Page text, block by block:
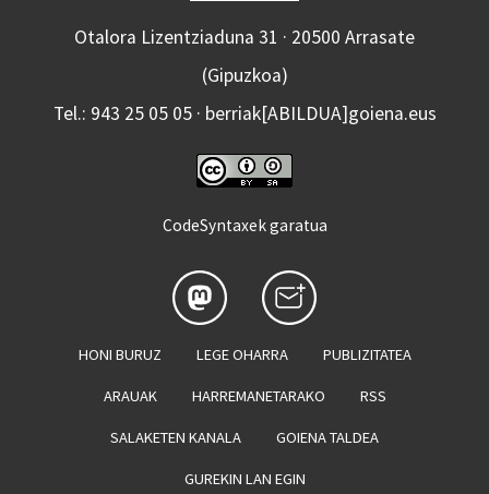
Otalora Lizentziaduna 31 · 20500 Arrasate
(Gipuzkoa)
Tel.: 943 25 05 05 · berriak[ABILDUA]goiena.eus
CodeSyntaxek garatua
HONI BURUZ LEGE OHARRA PUBLIZITATEA
ARAUAK HARREMANETARAKO RSS
SALAKETEN KANALA GOIENA TALDEA
GUREKIN LAN EGIN